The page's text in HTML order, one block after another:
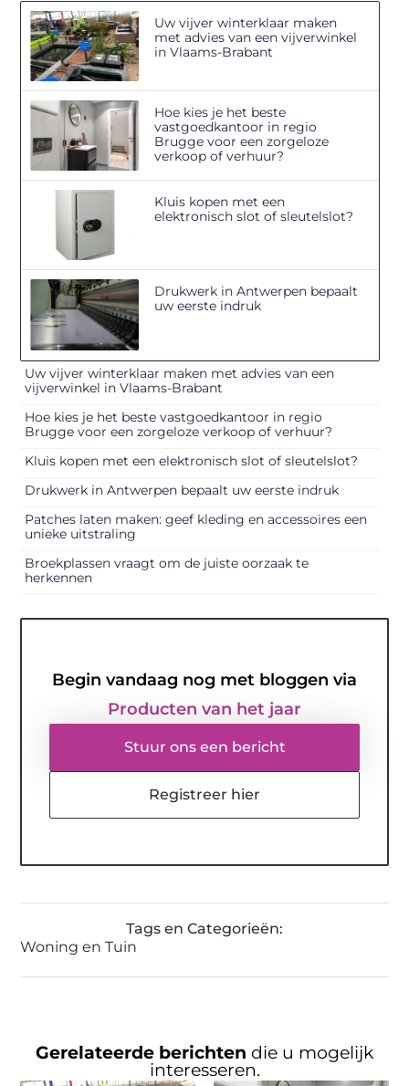
Uw vijver winterklaar maken
met advies van een vijverwinkel
in Vlaams-Brabant
Hoe kies je het beste
vastgoedkantoor in regio
Brugge voor een zorgeloze
verkoop of verhuur?
Kluis kopen met een
elektronisch slot of sleutelslot?
Drukwerk in Antwerpen bepaalt
uw eerste indruk
Uw vijver winterklaar maken met advies van een
vijverwinkel in Vlaams-Brabant
Hoe kies je het beste vastgoedkantoor in regio
Brugge voor een zorgeloze verkoop of verhuur?
Kluis kopen met een elektronisch slot of sleutelslot?
Drukwerk in Antwerpen bepaalt uw eerste indruk
Patches laten maken: geef kleding en accessoires een
unieke uitstraling
Broekplassen vraagt om de juiste oorzaak te
herkennen
Begin vandaag nog met bloggen via
Producten van het jaar
Stuur ons een bericht
Registreer hier
Tags en Categorieën:
Woning en Tuin
Gerelateerde berichten die u mogelijk
interesseren.